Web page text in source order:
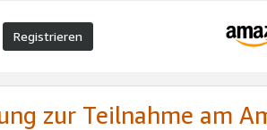
Registrieren
zur Teilnahme am